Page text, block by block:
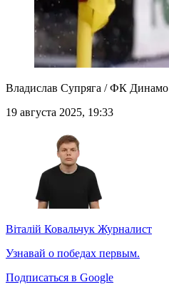
Владислав Супряга / ФК Динамо
19 августа 2025, 19:33
Віталій Ковальчук Журналист
Узнавай о победах первым.
Подписаться в Google